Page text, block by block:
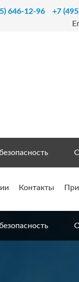
646-12-96
+7
Контакты